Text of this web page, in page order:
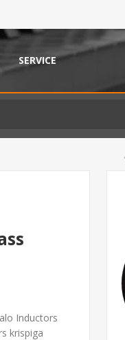
SERVICE
Inductors
krispiga